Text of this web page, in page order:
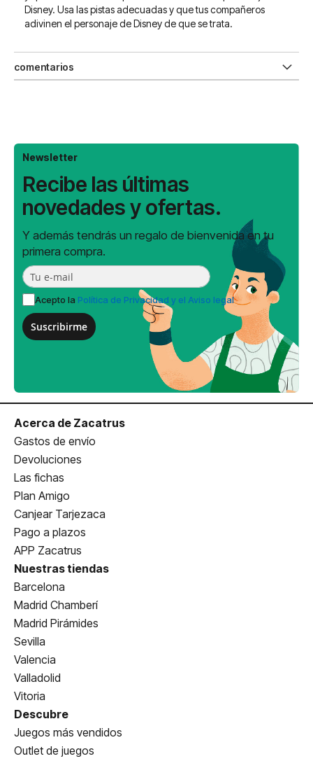
Disney. Usa las pistas adecuadas y que tus compañeros
adivinen el personaje de Disney de que se trata.
comentarios
Newsletter
Recibe las últimas
novedades y ofertas.
Y además tendrás un regalo de bienvenida en tu
primera compra.
Acepto la Política de Privacidad y el Aviso legal
Suscribirme
Acerca de Zacatrus
Gastos de envío
Devoluciones
Las fichas
Plan Amigo
Canjear Tarjezaca
Pago a plazos
APP Zacatrus
Nuestras tiendas
Barcelona
Madrid Chamberí
Madrid Pirámides
Sevilla
Valencia
Valladolid
Vitoria
Descubre
Juegos más vendidos
Outlet de juegos